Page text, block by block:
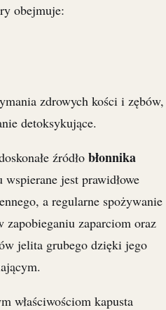
obejmuje:
zdrowych kości i zębów,
detoksykujące.
źródło błonnika
jest prawidłowe
a regularne spożywanie
zaparciom oraz
jelita grubego dzięki jego
właściwościom kapusta